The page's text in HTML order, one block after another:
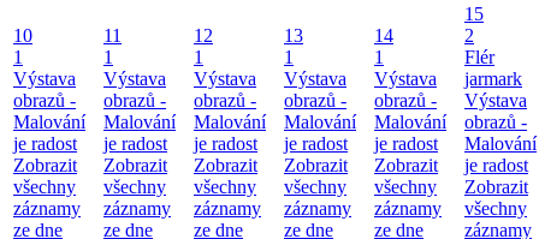
10
1
Výstava
obrazů -
Malování
je radost
Zobrazit
všechny
záznamy
ze dne
11
1
Výstava
obrazů -
Malování
je radost
Zobrazit
všechny
záznamy
ze dne
12
1
Výstava
obrazů -
Malování
je radost
Zobrazit
všechny
záznamy
ze dne
13
1
Výstava
obrazů -
Malování
je radost
Zobrazit
všechny
záznamy
ze dne
14
1
Výstava
obrazů -
Malování
je radost
Zobrazit
všechny
záznamy
ze dne
15
2
Flér
jarmark
Výstava
obrazů -
Malování
je radost
Zobrazit
všechny
záznamy